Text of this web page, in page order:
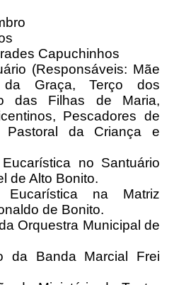
Capuchinhos
(Responsáveis: Mãe
da Graça, Terço dos
das Filhas de Maria,
Pescadores de
Pastoral da Criança e
no Santuário
de Alto Bonito.
na Matriz
de Bonito.
Orquestra Municipal de
da Banda Marcial Frei